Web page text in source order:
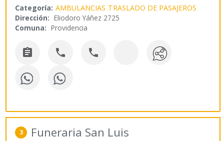
Categoría: AMBULANCIAS TRASLADO DE PASAJEROS
Dirección: Eliodoro Yáñez 2725
Comuna: Providencia
  
3 Funeraria San Luis